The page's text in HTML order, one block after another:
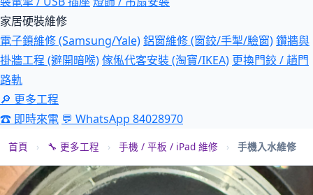
家居硬裝維修
電子鎖維修 (Samsung/Yale)鋁窗維修 (窗鉸/手掣/驗窗)鑽牆與
掛牆工程 (避開暗喉)傢俬代客安裝 (淘寶/IKEA) 更換門鉸 / 趟門
路軌
🔎 更多工程
☎ 即時來電 💬 WhatsApp 84028970
首頁 › 🔧 更多工程 › 手機 / 平板 / iPad 維修 › 手機入水維修